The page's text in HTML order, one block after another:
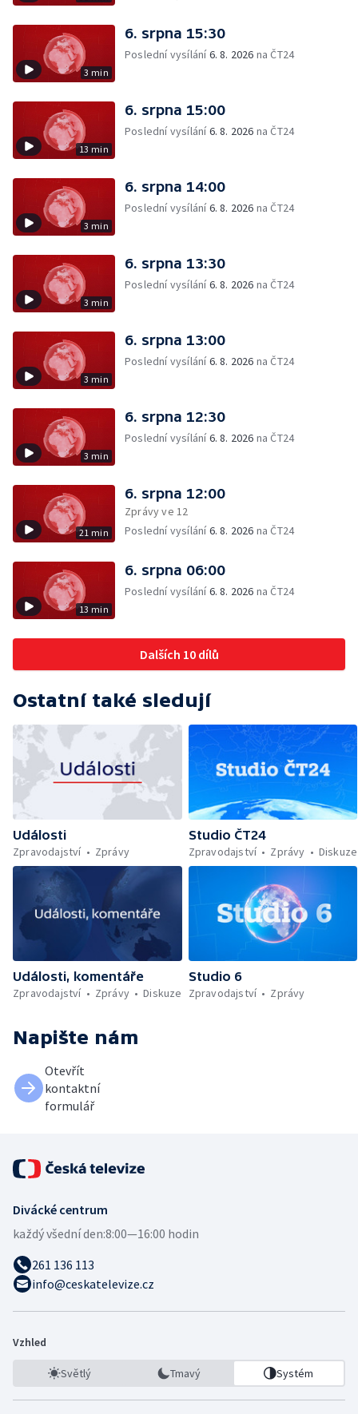
3 min
6. srpna 15:30
Poslední vysílání6. 8. 2026 na ČT24
13 min
6. srpna 15:00
Poslední vysílání6. 8. 2026 na ČT24
3 min
6. srpna 14:00
Poslední vysílání6. 8. 2026 na ČT24
3 min
6. srpna 13:30
Poslední vysílání6. 8. 2026 na ČT24
3 min
6. srpna 13:00
Poslední vysílání6. 8. 2026 na ČT24
3 min
6. srpna 12:30
Poslední vysílání6. 8. 2026 na ČT24
21 min
6. srpna 12:00
Zprávy ve 12
Poslední vysílání6. 8. 2026 na ČT24
13 min
6. srpna 06:00
Poslední vysílání6. 8. 2026 na ČT24
Dalších 10 dílů
Ostatní také sledují
Události
Zpravodajství
Zprávy
Studio ČT24
Zpravodajství
Zprávy Diskuze
Události, komentáře
Zpravodajství
Zprávy Diskuze
Studio 6
Zpravodajství
Zprávy
Napište nám
Otevřít
kontaktní
formulář
Divácké centrum
každý všední den:8:00—16:00 hodin
261 136 113
info@ceskatelevize.cz
Vzhled
Světlý Tmavý Systém